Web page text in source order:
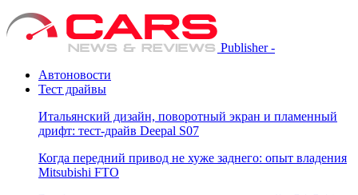
Publisher -
Автоновости
Тест драйвы
Итальянский дизайн, поворотный экран и пламенный
дрифт: тест-драйв Deepal S07
Когда передний привод не хуже заднего: опыт владения
Mitsubishi FTO